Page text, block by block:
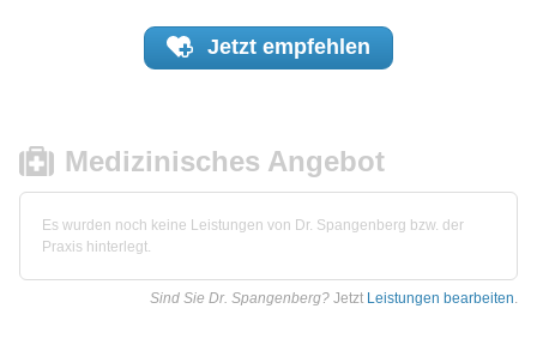
Jetzt empfehlen
Medizinisches Angebot
Es wurden noch keine Leistungen von Dr. Spangenberg bzw. der
Praxis hinterlegt.
Sind Sie Dr. Spangenberg? Jetzt Leistungen bearbeiten.